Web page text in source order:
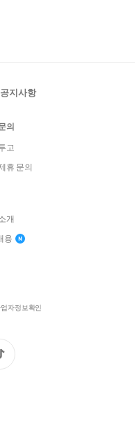
공지사항
의
고
휴 문의
개
용
자정보확인
톡